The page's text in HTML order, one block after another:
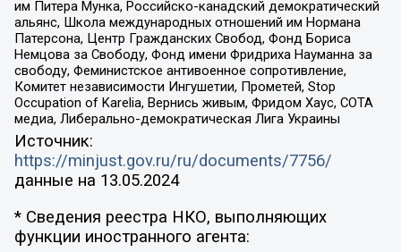
им Питера Мунка, Российско-канадский демократический
альянс, Школа международных отношений им Нормана
Патерсона, Центр Гражданских Свобод, Фонд Бориса
Немцова за Свободу, Фонд имени Фридриха Науманна за
свободу, Феминистское антивоенное сопротивление,
Комитет независимости Ингушетии, Прометей, Stop
Occupation of Karelia, Вернись живым, Фридом Хаус, СОТА
медиа, Либерально-демократическая Лига Украины
Источник:
https://minjust.gov.ru/ru/documents/7756/
данные на 13.05.2024
* Сведения реестра НКО, выполняющих
функции иностранного агента: